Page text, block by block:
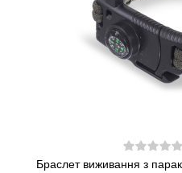
Браслет виживання з